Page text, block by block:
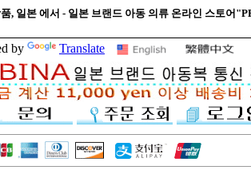
, 일본 에서 - 일본 브랜드 아동 의류 온라인 스토어
by Translate